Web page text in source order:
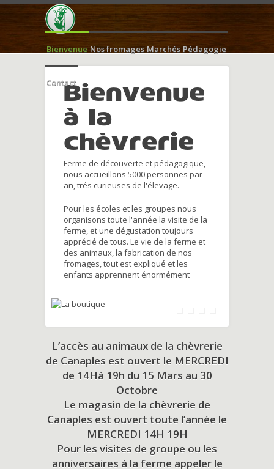
Bienvenue Nos fromages Marchés Pédagogie
ContactBienvenue
à la
chèvrerie
Ferme de découverte et pédagogique,
nous accueillons 5000 personnes par
an, trés curieuses de l'élevage.
Pour les écoles et les groupes nous
organisons toute l'année la visite de la
ferme, et une dégustation toujours
apprécié de tous. Le vie de la ferme et
des animaux, la fabrication de nos
fromages, tout est expliqué et les
enfants apprennent énormément
L’accès au animaux de la chèvrerie
de Canaples est ouvert le MERCREDI
de 14Hà 19h du 15 Mars au 30
Octobre
Le magasin de la chèvrerie de
Canaples est ouvert toute l’année le
MERCREDI 14H 19H
Pour les visites de groupe ou les
anniversaires à la ferme appeler le